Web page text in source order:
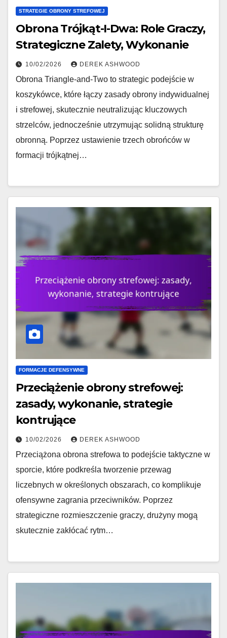
STRATEGIE OBRONY STREFOWEJ
Obrona Trójkąt-I-Dwa: Role Graczy,
Strategiczne Zalety, Wykonanie
10/02/2026 DEREK ASHWOOD
Obrona Triangle-and-Two to strategic podejście w
koszykówce, które łączy zasady obrony indywidualnej
i strefowej, skutecznie neutralizując kluczowych
strzelców, jednocześnie utrzymując solidną strukturę
obronną. Poprzez ustawienie trzech obrońców w
formacji trójkątnej…
FORMACJE DEFENSYWNE
Przeciążenie obrony strefowej:
zasady, wykonanie, strategie
kontrujące
10/02/2026 DEREK ASHWOOD
Przeciążona obrona strefowa to podejście taktyczne w
sporcie, które podkreśla tworzenie przewag
liczebnych w określonych obszarach, co komplikuje
ofensywne zagrania przeciwników. Poprzez
strategiczne rozmieszczenie graczy, drużyny mogą
skutecznie zakłócać rytm…